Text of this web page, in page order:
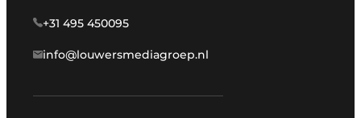
+31 495 450095
info@louwersmediagroep.nl